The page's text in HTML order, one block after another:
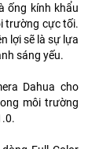
ống kính khẩu
trường cực tối.
lợi sẽ là sự lựa
sáng yếu.
Dahua cho
môi trường